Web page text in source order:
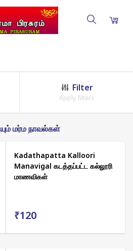
Filter
Apply filters
மர்ம நாவல்கள்
Kadathapatta Kalloori
Manavigal கடத்தப்பட்ட கல்லூரி
மாணவிகள்
₹120